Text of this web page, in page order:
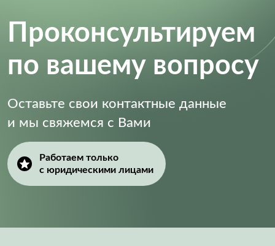
Проконсультируем
по вашему вопросу
Оставьте свои контактные данные
и мы свяжемся с Вами
Работаем только
с юридическими лицами